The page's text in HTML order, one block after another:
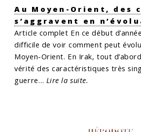
Au Moyen-Orient, des
s’aggravent en
Article complet En ce début
difficile de voir comment peut
Moyen-Orient. En Irak, tout
vérité des caractéristiques très
guerre… Lire la suite.